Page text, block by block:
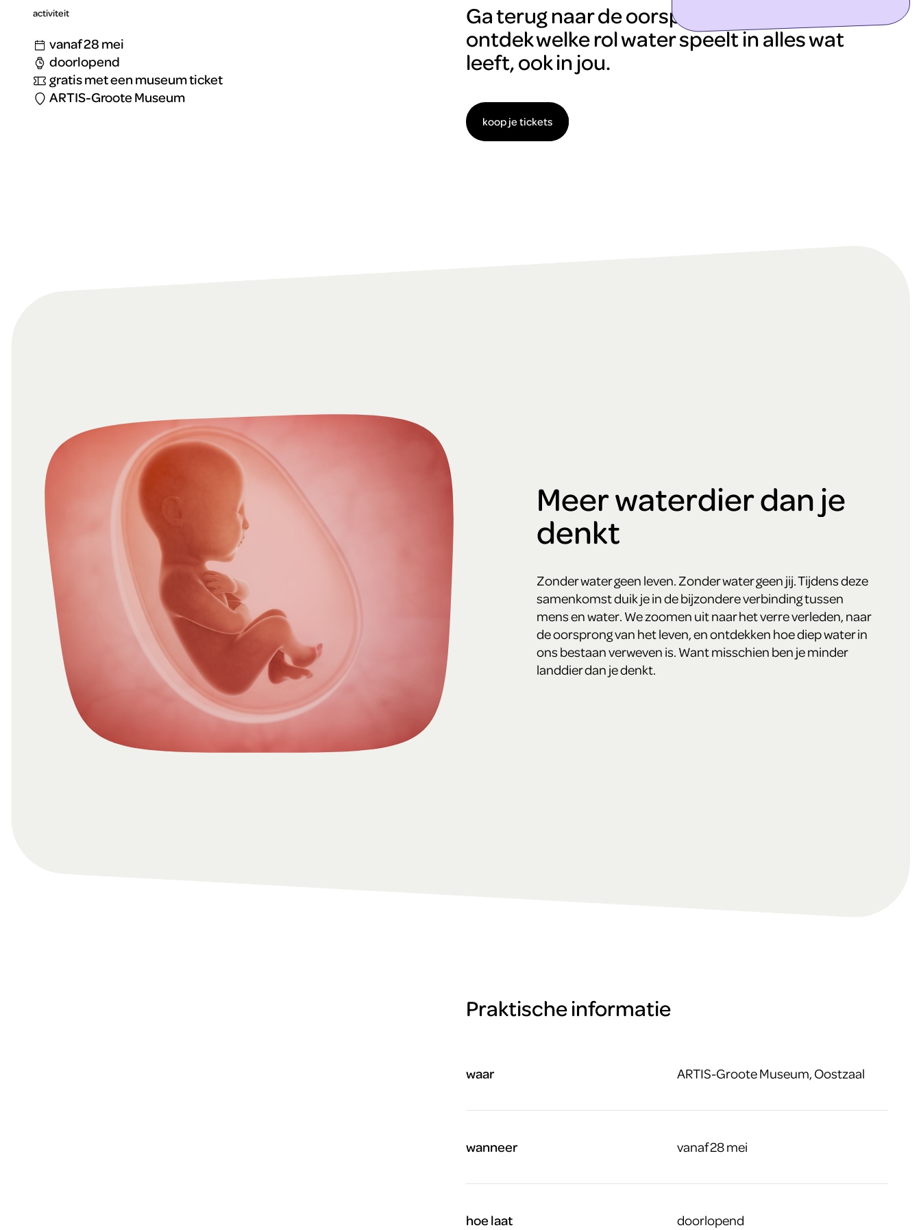
activiteit
vanaf 28 mei
doorlopend
gratis met een museum ticket
ARTIS-Groote Museum
Ga terug naar de oorsprong van het leven en
ontdek welke rol water speelt in alles wat
leeft, ook in jou.
koop je tickets
Meer waterdier dan je
denkt
Zonder water geen leven. Zonder water geen jij. Tijdens deze
samenkomst duik je in de bijzondere verbinding tussen
mens en water. We zoomen uit naar het verre verleden, naar
de oorsprong van het leven, en ontdekken hoe diep water in
ons bestaan verweven is. Want misschien ben je minder
landdier dan je denkt.
Praktische informatie
waar ARTIS-Groote Museum, Oostzaal
wanneer vanaf 28 mei
hoe laat doorlopend